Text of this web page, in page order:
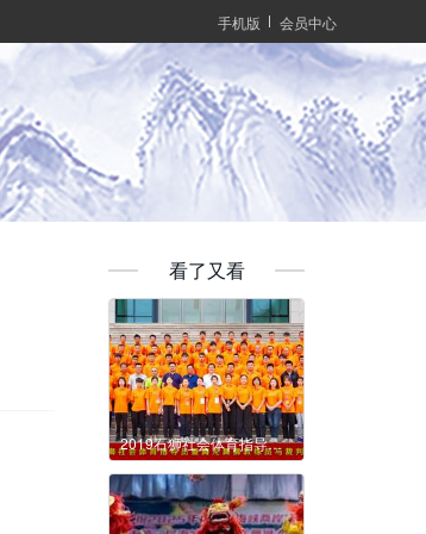
手机版 会员中心
看了又看
2019石狮社会体育指导员暨舞龙舞狮教练员与裁判员培训班